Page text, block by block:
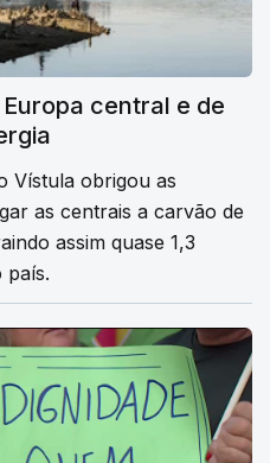
central e de
Vístula obrigou as
as centrais a carvão de
assim quase 1,3
país.